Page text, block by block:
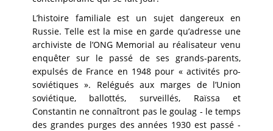
L’histoire familiale est un sujet dangereux en
Russie. Telle est la mise en garde qu’adresse une
archiviste de l’ONG Memorial au réalisateur venu
enquêter sur le passé de ses grands-parents,
expulsés de France en 1948 pour « activités pro-
soviétiques ». Relégués aux marges de l’Union
soviétique, ballottés, surveillés, Raïssa et
Constantin ne connaîtront pas le goulag - le temps
des grandes purges des années 1930 est passé -